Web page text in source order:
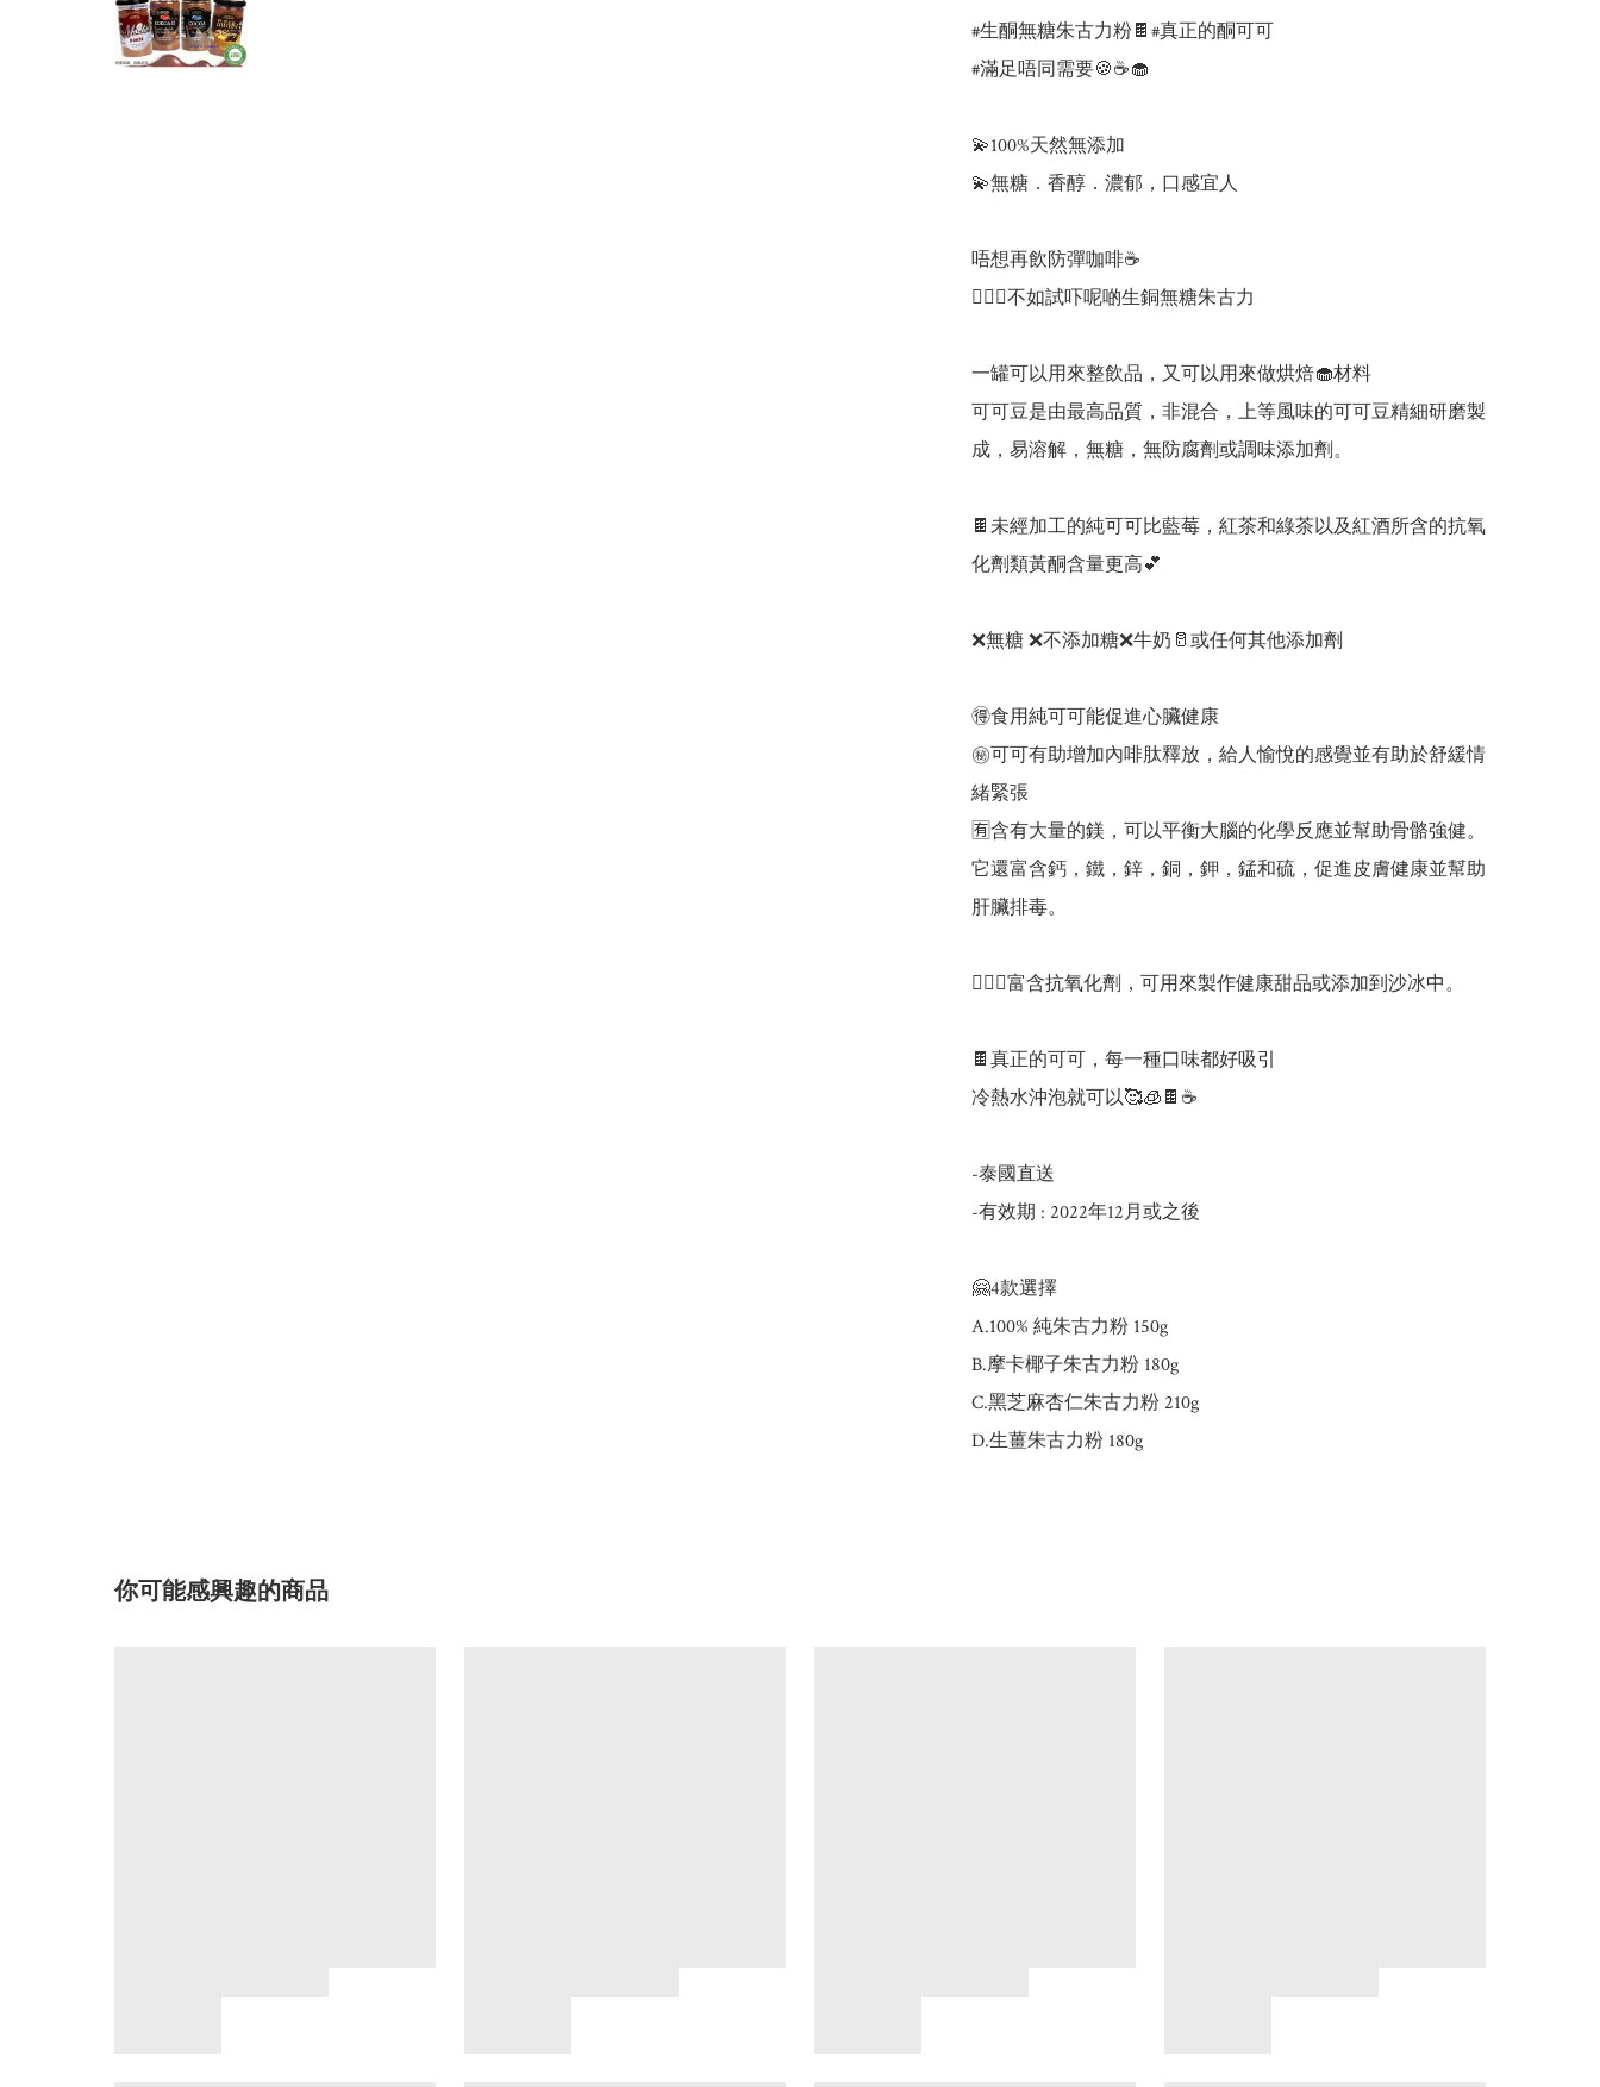
#生酮無糖朱古力粉🍫#真正的酮可可
#滿足唔同需要🍪☕🧁
💫100%天然無添加
💫無糖．香醇．濃郁，口感宜人
唔想再飲防彈咖啡☕
💁🏻‍♀️不如試吓呢啲生銅無糖朱古力
一罐可以用來整飲品，又可以用來做烘焙🧁材料
可可豆是由最高品質，非混合，上等風味的可可豆精細研磨製
成，易溶解，無糖，無防腐劑或調味添加劑。
🍫未經加工的純可可比藍莓，紅茶和綠茶以及紅酒所含的抗氧
化劑類黃酮含量更高💕
❌無糖 ❌不添加糖❌牛奶🥛或任何其他添加劑
🉐食用純可可能促進心臟健康
㊙️可可有助增加內啡肽釋放，給人愉悅的感覺並有助於舒緩情
緒緊張
🈶含有大量的鎂，可以平衡大腦的化學反應並幫助骨骼強健。
它還富含鈣，鐵，鋅，銅，鉀，錳和硫，促進皮膚健康並幫助
肝臟排毒。
🧏🏻‍♀️富含抗氧化劑，可用來製作健康甜品或添加到沙冰中。
🍫真正的可可，每一種口味都好吸引
冷熱水沖泡就可以🥰🧊🍫☕
-泰國直送
-有效期 : 2022年12月或之後
🤗4款選擇
A.100% 純朱古力粉 150g
B.摩卡椰子朱古力粉 180g
C.黑芝麻杏仁朱古力粉 210g
D.生薑朱古力粉 180g
你可能感興趣的商品